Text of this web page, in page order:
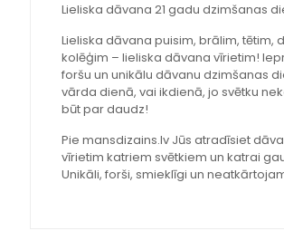
Lieliska dāvana 21 gadu dzimšanas
Lieliska dāvana puisim, brālim, tētim,
kolēģim – lieliska dāvana vīrietim!
foršu un unikālu dāvanu dzimšanas
vārda dienā, vai ikdienā, jo svētku
būt par daudz!
Pie mansdizains.lv Jūs atradīsiet
vīrietim katriem svētkiem un katrai
Unikāli, forši, smieklīgi un